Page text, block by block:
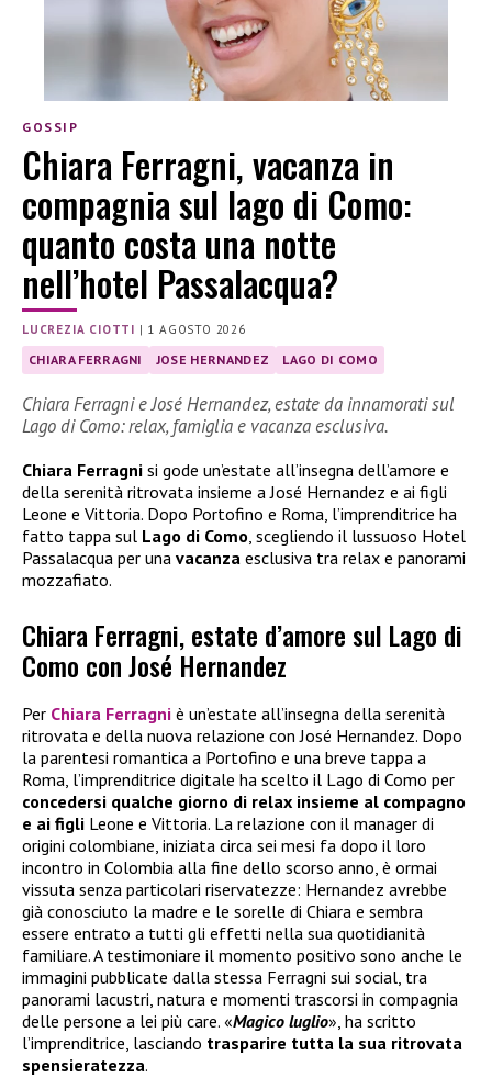
GOSSIP
Chiara Ferragni, vacanza in
compagnia sul lago di Como:
quanto costa una notte
nell’hotel Passalacqua?
LUCREZIA CIOTTI | 1 AGOSTO 2026
CHIARA FERRAGNI JOSE HERNANDEZ LAGO DI COMO
Chiara Ferragni e José Hernandez, estate da innamorati sul
Lago di Como: relax, famiglia e vacanza esclusiva.
Chiara Ferragni si gode un’estate all’insegna dell’amore e
della serenità ritrovata insieme a José Hernandez e ai figli
Leone e Vittoria. Dopo Portofino e Roma, l’imprenditrice ha
fatto tappa sul Lago di Como , scegliendo il lussuoso Hotel
Passalacqua per una vacanza esclusiva tra relax e panorami
mozzafiato.
Chiara Ferragni, estate d’amore sul Lago di
Como con José Hernandez
Per Chiara Ferragni è un’estate all’insegna della serenità
ritrovata e della nuova relazione con José Hernandez. Dopo
la parentesi romantica a Portofino e una breve tappa a
Roma, l’imprenditrice digitale ha scelto il Lago di Como per
concedersi qualche giorno di relax insieme al compagno
e ai figli Leone e Vittoria. La relazione con il manager di
origini colombiane, iniziata circa sei mesi fa dopo il loro
incontro in Colombia alla fine dello scorso anno, è ormai
vissuta senza particolari riservatezze: Hernandez avrebbe
già conosciuto la madre e le sorelle di Chiara e sembra
essere entrato a tutti gli effetti nella sua quotidianità
familiare. A testimoniare il momento positivo sono anche le
immagini pubblicate dalla stessa Ferragni sui social, tra
panorami lacustri, natura e momenti trascorsi in compagnia
delle persone a lei più care. «Magico luglio», ha scritto
l’imprenditrice, lasciando trasparire tutta la sua ritrovata
spensieratezza.